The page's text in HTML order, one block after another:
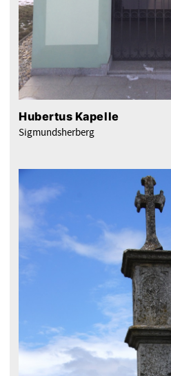
Hubertus Kapelle
Sigmundsherberg